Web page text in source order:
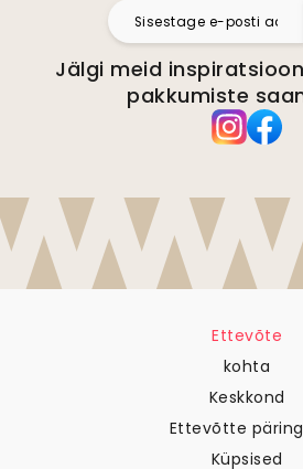
Jälgi meid
pakkumiste
Ettevõte
kohta
Keskkond
Ettevõtte
Küpsised